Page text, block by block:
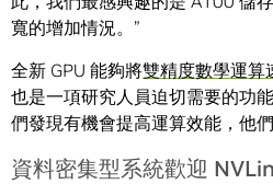
寬的增加情況。”
全新 GPU 能夠將雙精度數學運算
也是一項研究人員迫切需要的功
們發現有機會提高運算效能，他
資料密集型系統歡迎